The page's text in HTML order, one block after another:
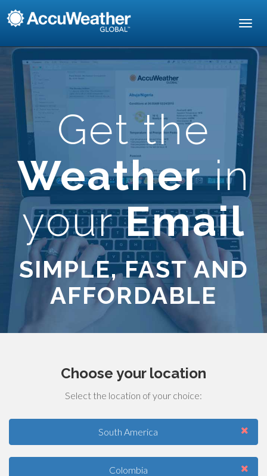
Get the
Weatherin
yourEmail
SIMPLE, FAST AND
AFFORDABLE
Choose your location
Select the location of your choice:
South America
Colombia